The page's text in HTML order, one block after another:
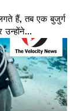
हैं, तब एक बुजुर्ग